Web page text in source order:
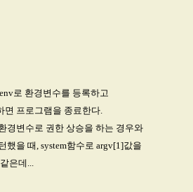
로 환경변수를 등록하고
면 프로그램을 종료한다.
경변수로 권한 상승을 하는 경우와
했을 때, system함수로 argv[1]값을
은데...